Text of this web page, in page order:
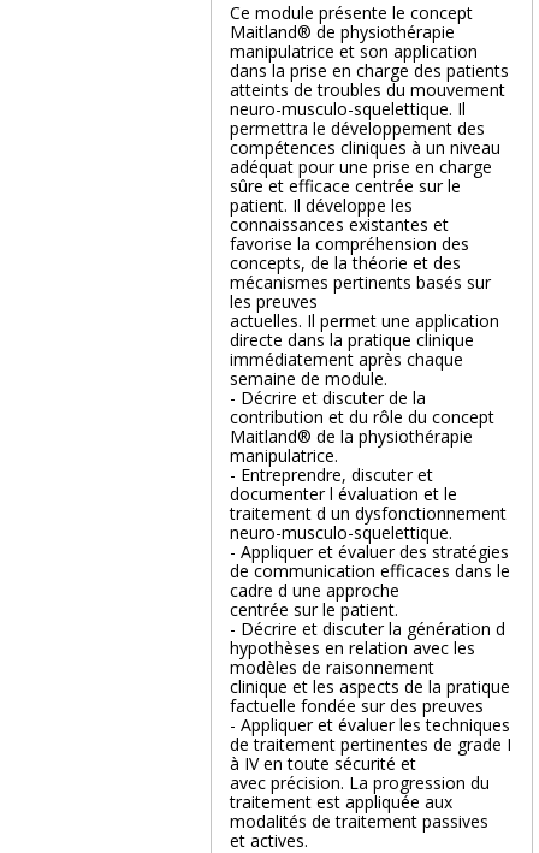
Ce module présente le concept
Maitland® de physiothérapie
manipulatrice et son application
dans la prise en charge des patients
atteints de troubles du mouvement
neuro-musculo-squelettique. Il
permettra le développement des
compétences cliniques à un niveau
adéquat pour une prise en charge
sûre et efficace centrée sur le
patient. Il développe les
connaissances existantes et
favorise la compréhension des
concepts, de la théorie et des
mécanismes pertinents basés sur
les preuves
actuelles. Il permet une application
directe dans la pratique clinique
immédiatement après chaque
semaine de module.
- Décrire et discuter de la
contribution et du rôle du concept
Maitland® de la physiothérapie
manipulatrice.
- Entreprendre, discuter et
documenter l évaluation et le
traitement d un dysfonctionnement
neuro-musculo-squelettique.
- Appliquer et évaluer des stratégies
de communication efficaces dans le
cadre d une approche
centrée sur le patient.
- Décrire et discuter la génération d
hypothèses en relation avec les
modèles de raisonnement
clinique et les aspects de la pratique
factuelle fondée sur des preuves
- Appliquer et évaluer les techniques
de traitement pertinentes de grade I
à IV en toute sécurité et
avec précision. La progression du
traitement est appliquée aux
modalités de traitement passives
et actives.